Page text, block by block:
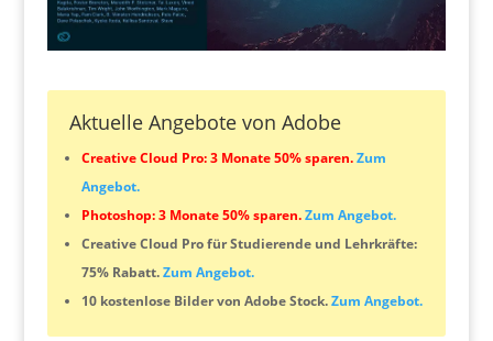
Aktuelle Angebote von Adobe
Creative Cloud Pro: 3 Monate 50% sparen.Zum
Angebot.
Photoshop: 3 Monate 50% sparen.Zum Angebot.
Creative Cloud Pro für Studierende und Lehrkräfte:
75% Rabatt.Zum Angebot.
10 kostenlose Bilder von Adobe Stock.Zum Angebot.